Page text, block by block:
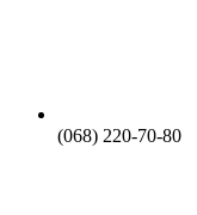
(068) 220-70-80